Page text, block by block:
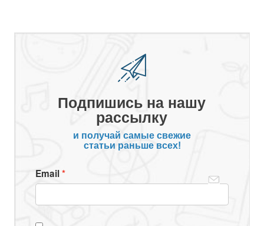
Подпишись на нашу
рассылку
и получай самые свежие
статьи раньше всех!
Email